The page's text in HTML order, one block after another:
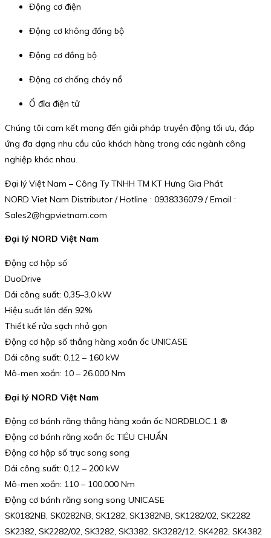
Động cơ điện
Động cơ không đồng bộ
Động cơ đồng bộ
Động cơ chống cháy nổ
Ổ đĩa điện tử
Chúng tôi cam kết mang đến giải pháp truyền động tối ưu, đáp
ứng đa dạng nhu cầu của khách hàng trong các ngành công
nghiệp khác nhau.
Đại lý Việt Nam – Công Ty TNHH TM KT Hưng Gia Phát
NORD Viet Nam Distributor / Hotline : 0938336079 / Email :
Sales2@hgpvietnam.com
Đại lý NORD Việt Nam
Động cơ hộp số
DuoDrive
Dải công suất: 0,35–3,0 kW
Hiệu suất lên đến 92%
Thiết kế rửa sạch nhỏ gọn
Động cơ hộp số thẳng hàng xoắn ốc UNICASE
Dải công suất: 0,12 – 160 kW
Mô-men xoắn: 10 – 26.000 Nm
Đại lý NORD Việt Nam
Động cơ bánh răng thẳng hàng xoắn ốc NORDBLOC.1 ®
Động cơ bánh răng xoắn ốc TIÊU CHUẨN
Động cơ hộp số trục song song
Dải công suất: 0,12 – 200 kW
Mô-men xoắn: 110 – 100.000 Nm
Động cơ bánh răng song song UNICASE
SK0182NB, SK0282NB, SK1282, SK1382NB, SK1282/02, SK2282
SK2382, SK2282/02, SK3282, SK3382, SK3282/12, SK4282, SK4382